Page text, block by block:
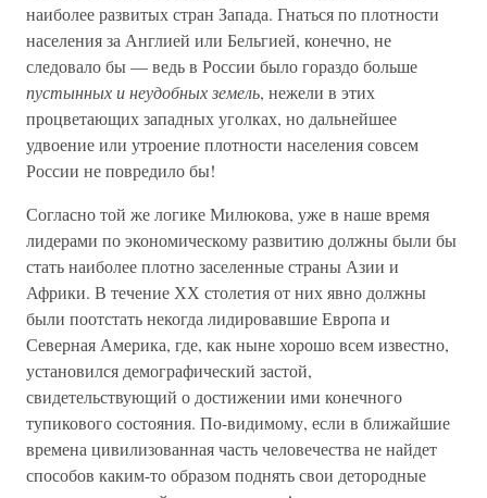
наиболее развитых стран Запада. Гнаться по плотности
населения за Англией или Бельгией, конечно, не
следовало бы — ведь в России было гораздо больше
пустынных и неудобных земель, нежели в этих
процветающих западных уголках, но дальнейшее
удвоение или утроение плотности населения совсем
России не повредило бы!
Согласно той же логике Милюкова, уже в наше время
лидерами по экономическому развитию должны были бы
стать наиболее плотно заселенные страны Азии и
Африки. В течение ХХ столетия от них явно должны
были поотстать некогда лидировавшие Европа и
Северная Америка, где, как ныне хорошо всем известно,
установился демографический застой,
свидетельствующий о достижении ими конечного
тупикового состояния. По-видимому, если в ближайшие
времена цивилизованная часть человечества не найдет
способов каким-то образом поднять свои детородные